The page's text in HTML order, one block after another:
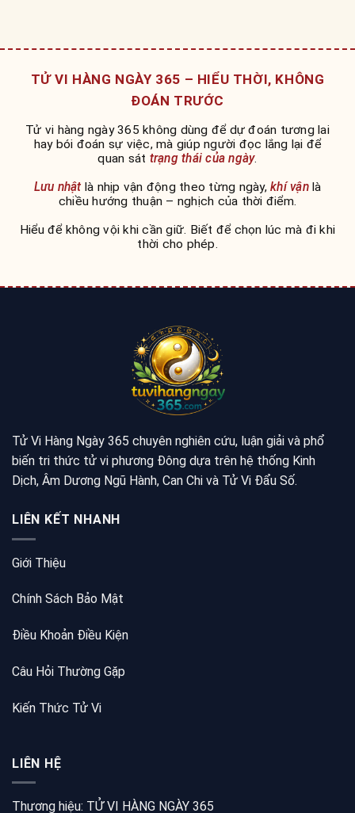
TỬ VI HÀNG NGÀY 365 – HIỂU THỜI, KHÔNG
ĐOÁN TRƯỚC
Tử vi hàng ngày 365 không dùng để dự đoán tương lai
hay bói đoán sự việc, mà giúp người đọc lắng lại để
quan sát trạng thái của ngày.
Lưu nhậtlà nhịp vận động theo từng ngày, khí vậnlà
chiều hướng thuận – nghịch của thời điểm.
Hiểu để không vội khi cần giữ. Biết để chọn lúc mà đi khi
thời cho phép.
Tử Vi Hàng Ngày 365 chuyên nghiên cứu, luận giải và phổ
biến tri thức tử vi phương Đông dựa trên hệ thống Kinh
Dịch, Âm Dương Ngũ Hành, Can Chi và Tử Vi Đẩu Số.
LIÊN KẾT NHANH
Giới Thiệu
Chính Sách Bảo Mật
Điều Khoản Điều Kiện
Câu Hỏi Thường Gặp
Kiến Thức Tử Vi
LIÊN HỆ
Thương hiệu: TỬ VI HÀNG NGÀY 365